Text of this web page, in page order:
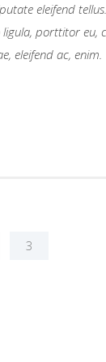
eleifend
ligula, porttitor eu,
eleifend ac, enim.
3